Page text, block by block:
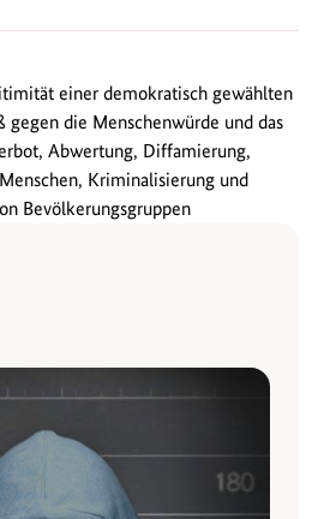
einer demokratisch gewählten
gegen die Menschenwürde und das
Abwertung, Diffamierung,
Kriminalisierung und
Bevölkerungsgruppen